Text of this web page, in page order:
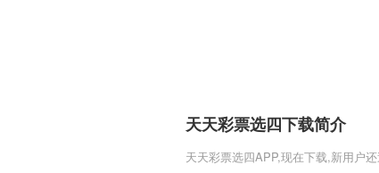
天天彩票选四下载简介
天天彩票选四APP,现在下载,新用户